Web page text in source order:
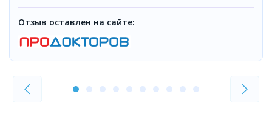
Отзыв оставлен на сайте: